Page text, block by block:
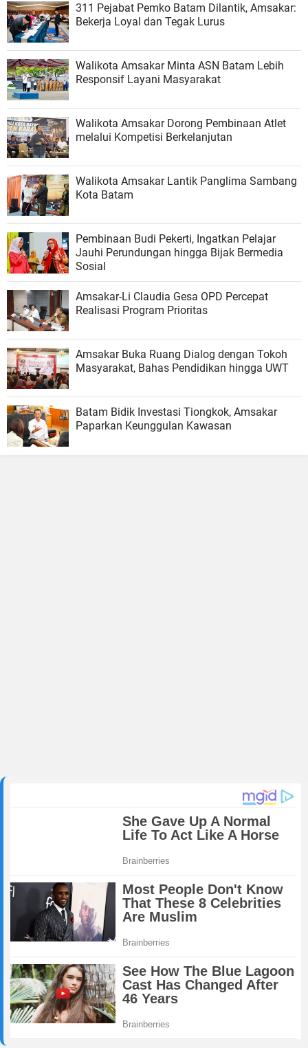
311 Pejabat Pemko Batam Dilantik, Amsakar:
Bekerja Loyal dan Tegak Lurus
Walikota Amsakar Minta ASN Batam Lebih
Responsif Layani Masyarakat
Walikota Amsakar Dorong Pembinaan Atlet
melalui Kompetisi Berkelanjutan
Walikota Amsakar Lantik Panglima Sambang
Kota Batam
Pembinaan Budi Pekerti, Ingatkan Pelajar
Jauhi Perundungan hingga Bijak Bermedia
Sosial
Amsakar-Li Claudia Gesa OPD Percepat
Realisasi Program Prioritas
Amsakar Buka Ruang Dialog dengan Tokoh
Masyarakat, Bahas Pendidikan hingga UWT
Batam Bidik Investasi Tiongkok, Amsakar
Paparkan Keunggulan Kawasan